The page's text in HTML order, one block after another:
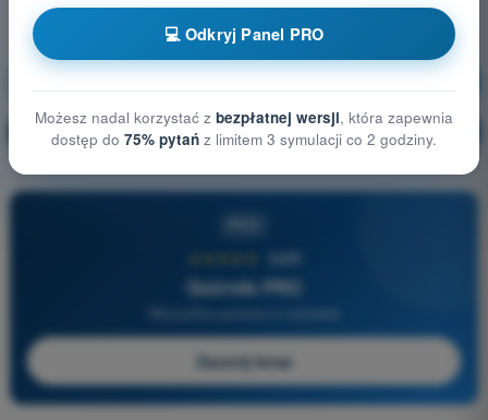
🔒 PRO Wyjaśnienie pytania
4,6/5
Quizvds PRO
Zacznij teraz
💻 Odkryj Panel PRO
Możesz nadal korzystać z bezpłatnej wersji, która zapewnia
dostęp do 75% pytań z limitem 3 symulacji co 2 godziny.